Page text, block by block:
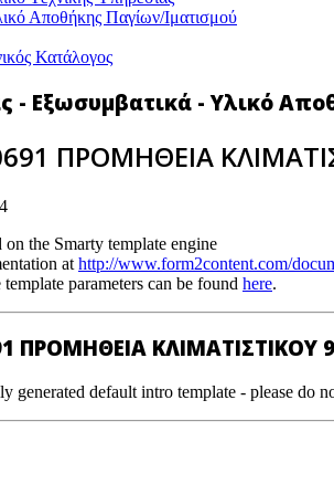
Αποθήκης Παγίων/Ιματισμού
Κατάλογος
- Εξωσυμβατικά - Υλικό
ΠΡΟΜΗΘΕΙΑ
on the Smarty template engine
at http://www.form2content.com/
parameters can be found here.
ΠΡΟΜΗΘΕΙΑ ΚΛΙΜΑΤΙΣΤΙΚΟΥ
generated default intro template - please do